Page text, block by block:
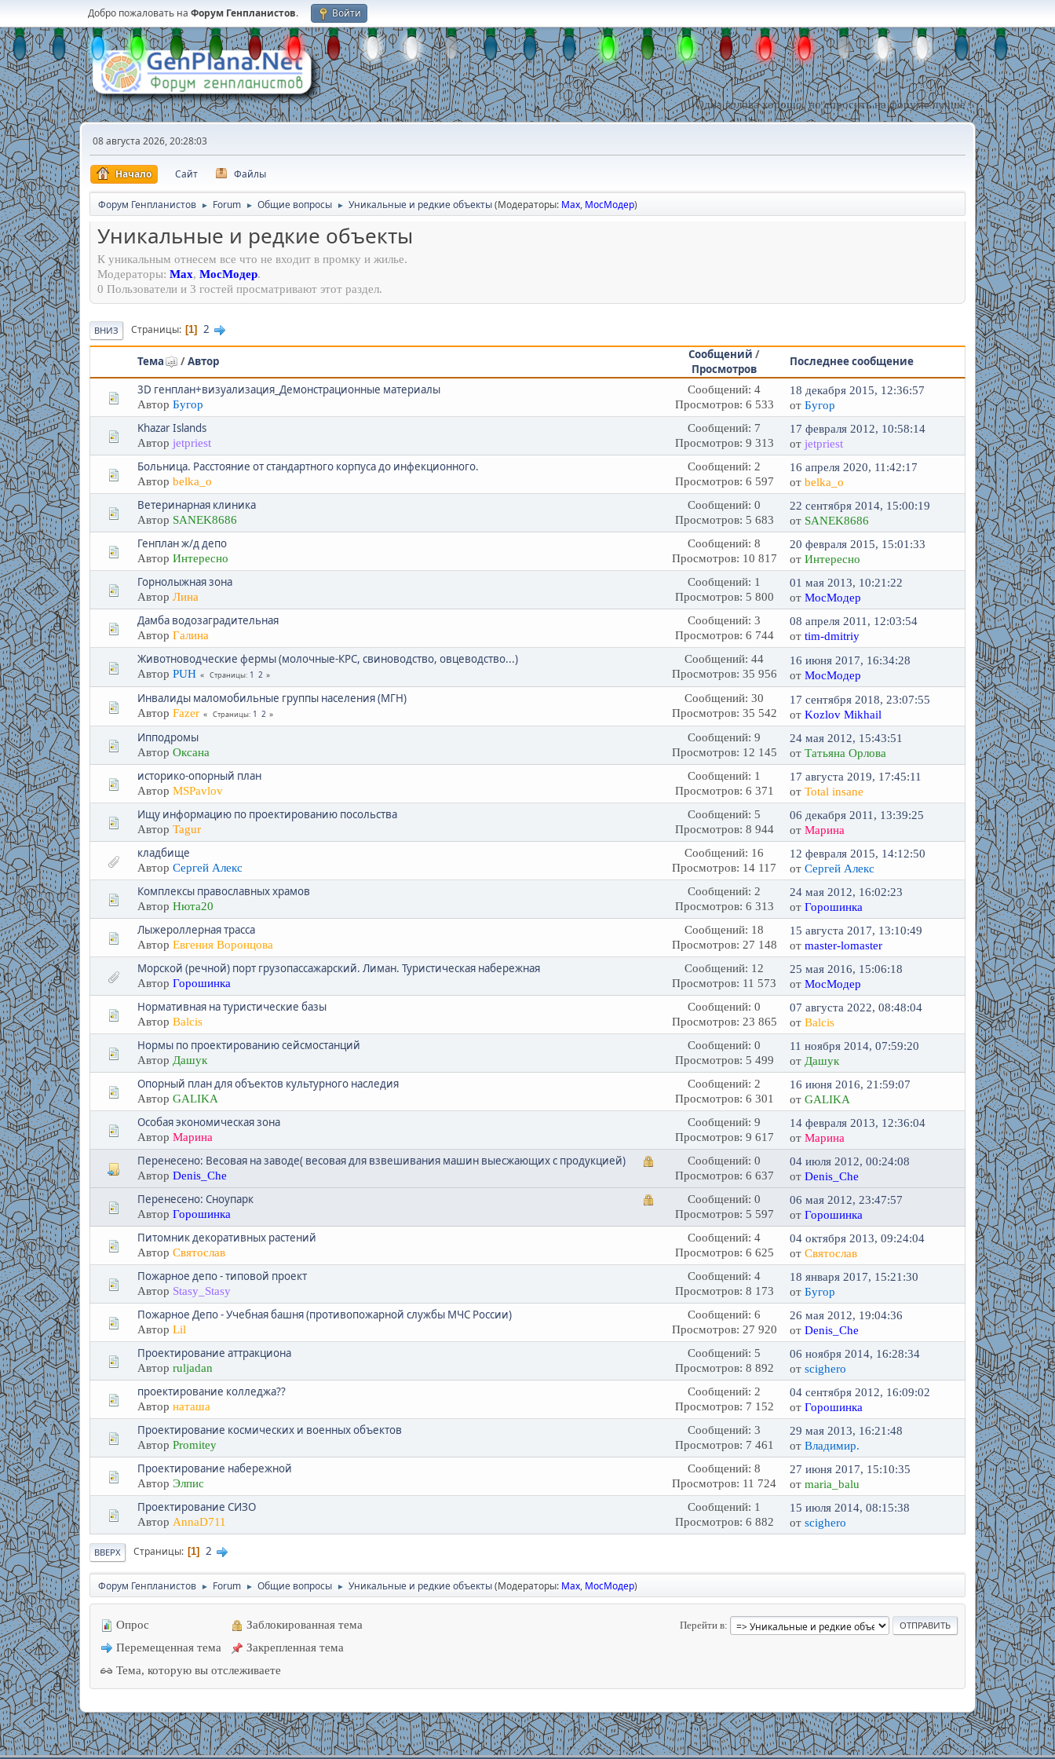
Добро пожаловать на Форум Генпланистов. Войти
Одна голова хорошо, но спросить на форуме лучше !
08 августа 2026, 20:28:03
Начало Сайт Файлы
Форум Генпланистов ► Forum ► Общие вопросы ► Уникальные и редкие объекты(Модераторы: Max, МосМодер)
Уникальные и редкие объекты
К уникальным отнесем все что не входит в промку и жилье.
Модераторы: Max, МосМодер.
0 Пользователи и 3 гостей просматривают этот раздел.
ВНИЗ Страницы 1 2
Тема /Автор
Сообщений /
Просмотров
Последнее сообщение
3D генплан+визуализация_Демонстрационные материалы
Автор Бугор
Сообщений: 4
Просмотров: 6 533
18 декабря 2015, 12:36:57
отБугор
Khazar Islands
Автор jetpriest
Сообщений: 7
Просмотров: 9 313
17 февраля 2012, 10:58:14
отjetpriest
Больница. Расстояние от стандартного корпуса до инфекционного.
Автор belka_o
Сообщений: 2
Просмотров: 6 597
16 апреля 2020, 11:42:17
отbelka_o
Ветеринарная клиника
Автор SANEK8686
Сообщений: 0
Просмотров: 5 683
22 сентября 2014, 15:00:19
от SANEK8686
Генплан ж/д депо
Автор Интересно
Сообщений: 8
Просмотров: 10 817
20 февраля 2015, 15:01:33
отИнтересно
Горнолыжная зона
Автор Лина
Сообщений: 1
Просмотров: 5 800
01 мая 2013, 10:21:22
отМосМодер
Дамба водозаградительная
Автор Галинa
Сообщений: 3
Просмотров: 6 744
08 апреля 2011, 12:03:54
отtim-dmitriy
Животноводческие фермы (молочные-КРС, свиноводство, овцеводство...)
Автор PUH Страницы 1 2
Сообщений: 44
Просмотров: 35 956
16 июня 2017, 16:34:28
отМосМодер
Инвалиды маломобильные группы населения (МГН)
Автор Fazer Страницы 1 2
Сообщений: 30
Просмотров: 35 542
17 сентября 2018, 23:07:55
отKozlov Mikhail
Ипподромы
Автор Оксана
Сообщений: 9
Просмотров: 12 145
24 мая 2012, 15:43:51
отТатьяна Орлова
историко-опорный план
Автор MSPavlov
Сообщений: 1
Просмотров: 6 371
17 августа 2019, 17:45:11
отTotal insane
Ищу информацию по проектированию посольства
Автор Tagur
Сообщений: 5
Просмотров: 8 944
06 декабря 2011, 13:39:25
отМарина
кладбище
Автор Сергей Алекс
Сообщений: 16
Просмотров: 14 117
12 февраля 2015, 14:12:50
отСергей Алекс
Комплексы православных храмов
Автор Нюта20
Сообщений: 2
Просмотров: 6 313
24 мая 2012, 16:02:23
отГорошинка
Лыжероллерная трасса
Автор Евгения Воронцова
Сообщений: 18
Просмотров: 27 148
15 августа 2017, 13:10:49
отmaster-lomaster
Морской (речной) порт грузопассажарский. Лиман. Туристическая набережная
Автор Горошинка
Сообщений: 12
Просмотров: 11 573
25 мая 2016, 15:06:18
отМосМодер
Нормативная на туристические базы
Автор Balcis
Сообщений: 0
Просмотров: 23 865
07 августа 2022, 08:48:04
отBalcis
Нормы по проектированию сейсмостанций
Автор Дашук
Сообщений: 0
Просмотров: 5 499
11 ноября 2014, 07:59:20
от Дашук
Опорный план для объектов культурного наследия
Автор GALIKA
Сообщений: 2
Просмотров: 6 301
16 июня 2016, 21:59:07
отGALIKA
Особая экономическая зона
Автор Марина
Сообщений: 9
Просмотров: 9 617
14 февраля 2013, 12:36:04
отМарина
Перенесено: Весовая на заводе( весовая для взвешивания машин выесжающих с продукцией)
Автор Denis_Che
Сообщений: 0
Просмотров: 6 637
04 июля 2012, 00:24:08
отDenis_Che
Перенесено: Сноупарк
Автор Горошинка
Сообщений: 0
Просмотров: 5 597
06 мая 2012, 23:47:57
отГорошинка
Питомник декоративных растений
Автор Святослав
Сообщений: 4
Просмотров: 6 625
04 октября 2013, 09:24:04
отСвятослав
Пожарное депо - типовой проект
Автор Stasy_Stasy
Сообщений: 4
Просмотров: 8 173
18 января 2017, 15:21:30
отБугор
Пожарное Депо - Учебная башня (противопожарной службы МЧС России)
Автор Lil
Сообщений: 6
Просмотров: 27 920
26 мая 2012, 19:04:36
отDenis_Che
Проектирование аттракциона
Автор ruljadan
Сообщений: 5
Просмотров: 8 892
06 ноября 2014, 16:28:34
отscighero
проектирование колледжа??
Автор наташа
Сообщений: 2
Просмотров: 7 152
04 сентября 2012, 16:09:02
отГорошинка
Проектирование космических и военных объектов
Автор Promitey
Сообщений: 3
Просмотров: 7 461
29 мая 2013, 16:21:48
отВладимир.
Проектирование набережной
Автор Элпис
Сообщений: 8
Просмотров: 11 724
27 июня 2017, 15:10:35
отmaria_balu
Проектирование СИЗО
Автор AnnaD711
Сообщений: 1
Просмотров: 6 882
15 июля 2014, 08:15:38
отscighero
ВВЕРХ Страницы 1 2
Форум Генпланистов ► Forum ► Общие вопросы ► Уникальные и редкие объекты(Модераторы: Max, МосМодер)
Перейти в
Опрос
Перемещенная тема
Заблокированная тема
Закрепленная тема
Тема, которую вы отслеживаете